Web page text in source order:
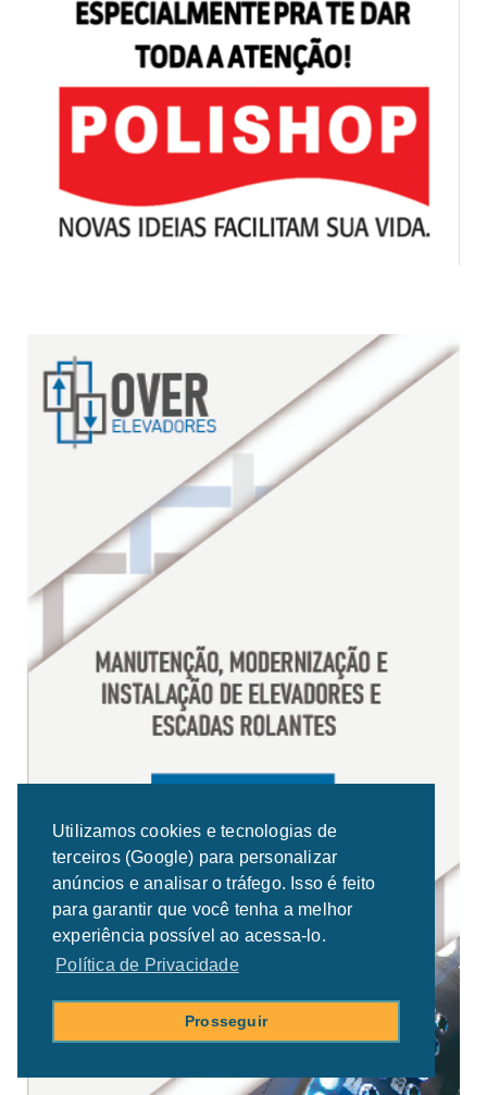
Utilizamos cookies e tecnologias de
terceiros (Google) para personalizar
anúncios e analisar o tráfego. Isso é feito
para garantir que você tenha a melhor
experiência possível ao acessa-lo.
Política de Privacidade
Prosseguir